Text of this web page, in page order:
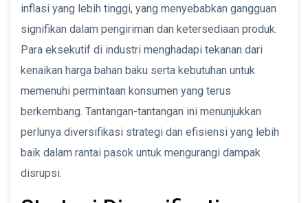
inflasi yang lebih tinggi, yang menyebabkan gangguan
signifikan dalam pengiriman dan ketersediaan produk.
Para eksekutif di industri menghadapi tekanan dari
kenaikan harga bahan baku serta kebutuhan untuk
memenuhi permintaan konsumen yang terus
berkembang. Tantangan-tantangan ini menunjukkan
perlunya diversifikasi strategi dan efisiensi yang lebih
baik dalam rantai pasok untuk mengurangi dampak
disrupsi.